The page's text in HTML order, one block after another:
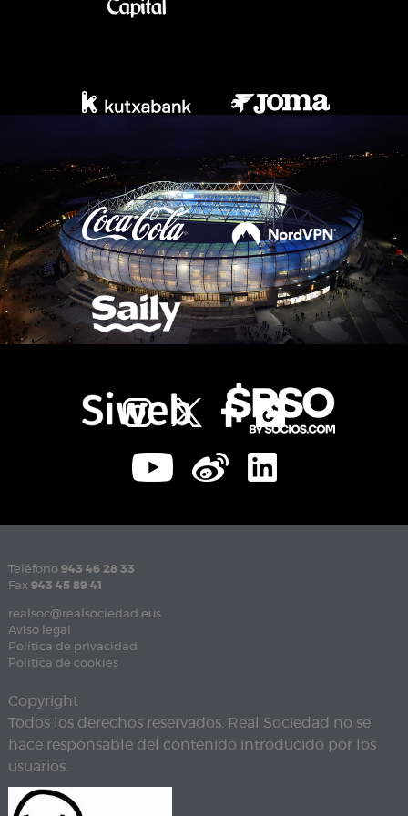
Teléfono 943 46 28 33
Fax 943 45 89 41
realsoc@realsociedad.eus
Aviso legal
Política de privacidad
Política de cookies
Copyright
Todos los derechos reservados. Real Sociedad no se
hace responsable del contenido introducido por los
usuarios.